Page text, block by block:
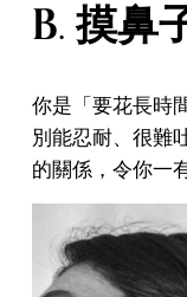
B. 摸鼻
你是「要花長時
別能忍耐、很難
的關係，令你一